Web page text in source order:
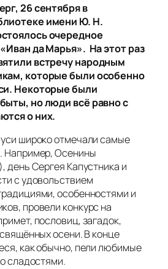
26 сентября в
имени Ю. Н.
очередное
да Марья». На этот раз
встречу народным
которые были особенно
Некоторые были
но люди всё равно с
о них.
широко отмечали самые
Например, Осенины
день Сергея Капустника и
с удовольствием
особенностями и
провели конкурс на
пословиц, загадок,
осени. В конце
как обычно, пели любимые
сладостями.